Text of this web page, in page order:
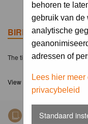
behoren te
gebruik van de
analytische
adressen of
Lees hier
privacybeleid
Standaard
BIRDPIX.NL
The time now is Thu 06 Aug
View unanswered posts
Nieuws